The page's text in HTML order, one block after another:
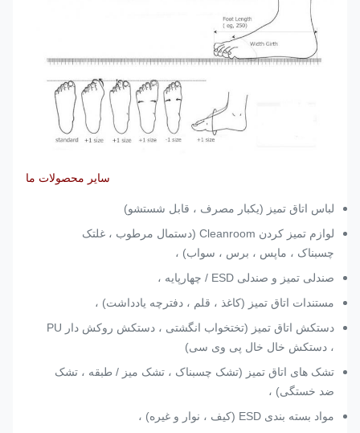
سایر محصولات ما
لباس اتاق تمیز (یکبار مصرف ، قابل شستشو)
لوازم تمیز کردن Cleanroom (دستمال مرطوب ، غلتک
چسبناک ، ماپس ، برس ، سواب) ،
صندلی تمیز و صندلی ESD / چهارپایه ،
مستندات اتاق تمیز (کاغذ ، قلم ، دفترچه یادداشت) ،
دستکش اتاق تمیز (تختخواب انگشتی ، دستکش روکش دار PU
، دستکش خال خال پی وی سی)
تشک های اتاق تمیز (تشک چسبناک ، تشک میز / طبقه ، تشک
ضد خستگی) ،
مواد بسته بندی ESD (کیف ، نوار و غیره) ،